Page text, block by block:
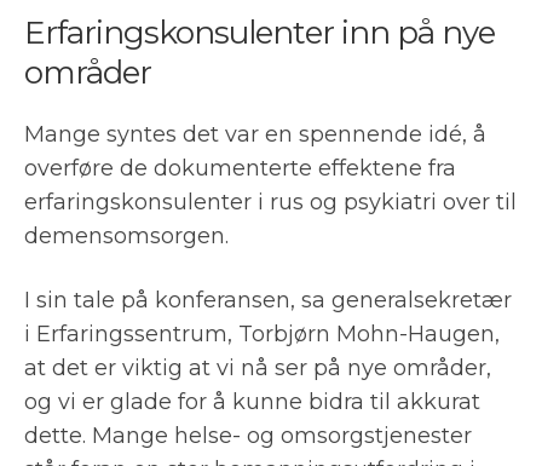
Erfaringskonsulenter inn på nye
områder
Mange syntes det var en spennende idé, å
overføre de dokumenterte effektene fra
erfaringskonsulenter i rus og psykiatri over til
demensomsorgen.
I sin tale på konferansen, sa generalsekretær
i Erfaringssentrum, Torbjørn Mohn-Haugen,
at det er viktig at vi nå ser på nye områder,
og vi er glade for å kunne bidra til akkurat
dette. Mange helse- og omsorgstjenester